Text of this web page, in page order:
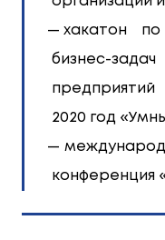
хакатон
бизнес-
2020 год
конференция